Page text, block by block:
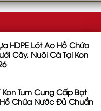
HDPE Lót Ao Hồ Chứa
Cây, Nuôi Cá Tại Kon
Tum Cung Cấp Bạt
Chứa Nước Đủ Chuẩn